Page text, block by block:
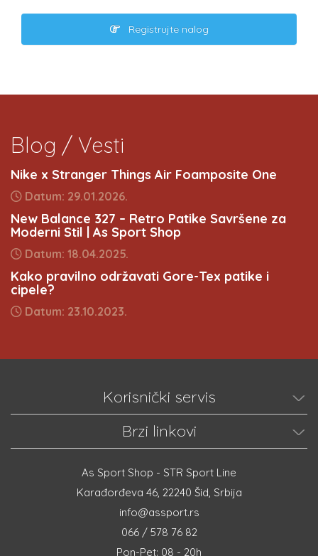
Registrujte nalog
Blog / Vesti
Nike x Stranger Things Air Foamposite One
Datum: 29.01.2026.
New Balance 327 – Retro Patike Savršene za
Moderni Stil | As Sport Shop
Datum: 18.04.2025.
Kako pravilno održavati Gore-Tex patike i
cipele?
Datum: 23.10.2023.
Korisnički servis
Brzi linkovi
As Sport Shop - STR Sport Line
Karađorđeva 46, 22240 Šid, Srbija
info@assport.rs
066 / 578 76 82
Pon-Pet: 08 - 20h